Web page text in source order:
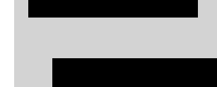
Schauspielhaus Salzburg, 2023